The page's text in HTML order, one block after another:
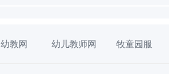
幼教网 幼儿教师网 牧童园服